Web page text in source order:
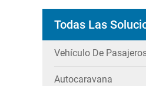
Todas Las
Vehículo De
Autocaravana